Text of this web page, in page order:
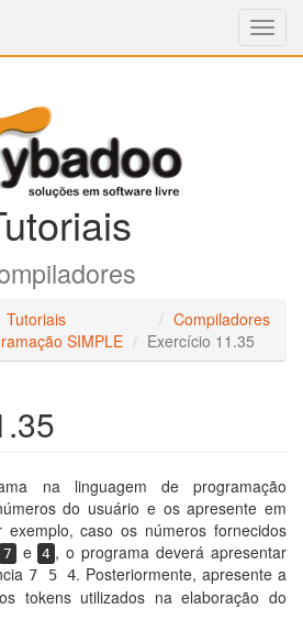
Tutoriais
Compiladores
SIMPLE
Exercício 11.35
na linguagem de programação
do usuário e os apresente em
exemplo, caso os números fornecidos
7 e 4 , o programa deverá apresentar
7 5 4. Posteriormente, apresente a
tokens utilizados na elaboração do